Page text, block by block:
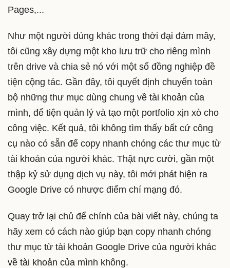
Pages,...
Như một người dùng khác trong thời đại đám mây,
tôi cũng xây dựng một kho lưu trữ cho riêng mình
trên drive và chia sẻ nó với một số đồng nghiệp đề
tiện cộng tác. Gần đây, tôi quyết định chuyển toàn
bộ những thư mục dùng chung về tài khoản của
mình, để tiện quản lý và tạo một portfolio xịn xò cho
công việc. Kết quả, tôi không tìm thấy bất cứ công
cụ nào có sẵn để copy nhanh chóng các thư mục từ
tài khoản của người khác. Thật nực cười, gần một
thập kỷ sử dụng dịch vụ này, tôi mới phát hiện ra
Google Drive có nhược điểm chí mạng đó.
Quay trở lại chủ để chính của bài viết này, chúng ta
hãy xem có cách nào giúp bạn copy nhanh chóng
thư mục từ tài khoản Google Drive của người khác
về tài khoản của mình không.